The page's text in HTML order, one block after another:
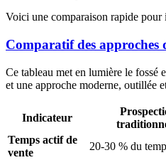
Voici une comparaison rapide
Comparatif des approches
Ce tableau met en lumière le fossé
et une approche moderne, outillée
Indicateur
Temps actif de
vente
20-30 % du